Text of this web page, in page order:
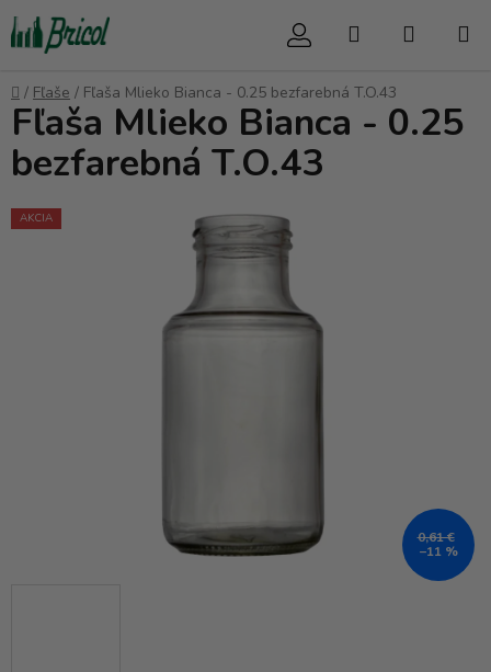
Prejsť
na
obsah
Hľadať
Domov
/ Fľaše / Fľaša Mlieko Bianca - 0.25 bezfarebná T.O.43
Fľaša Mlieko Bianca - 0.25
bezfarebná T.O.43
AKCIA
0,61 €
–11 %